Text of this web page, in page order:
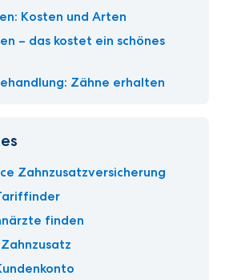
Kosten und Arten
– das kostet ein schönes
Zähne erhalten
Zahnzusatzversicherung
finden